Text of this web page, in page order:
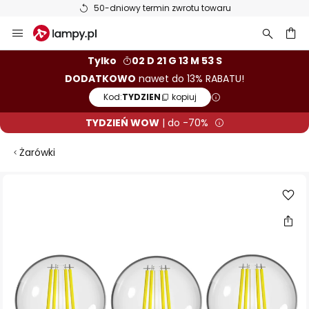
50-dniowy termin zwrotu towaru
Przejdź
do
Tylko
02 D 21 G 13 M 53 S
DODATKOWO nawet do 13% RABATU!
Kod:TYDZIEN kopiuj
TYDZIEŃ WOW| do -70%
Żarówki